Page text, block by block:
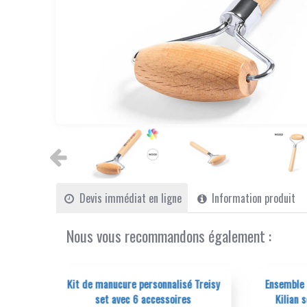
Devis immédiat en ligne Information produit
Nous vous recommandons également :
Ensemble de manucure personnalisé
Kilian set coupe-ongles et lime